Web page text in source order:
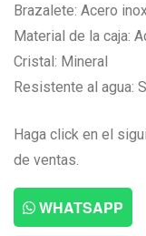
Brazalete: Acero
Material de la caja:
Cristal: Mineral
Resistente al agua:
Haga click en el
de ventas.
WHATSAPP